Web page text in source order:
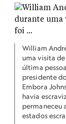
William
uma visita de
última
presidente
Embora
havia
permaneceu
estados